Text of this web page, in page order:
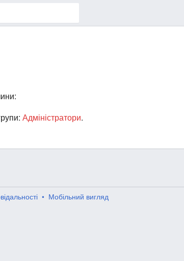
Адміністратори.
Мобільний вигляд